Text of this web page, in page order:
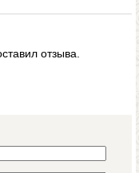
отзыва.